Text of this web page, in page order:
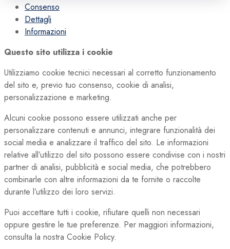
Consenso
Dettagli
Informazioni
Questo sito utilizza i cookie
Utilizziamo cookie tecnici necessari al corretto funzionamento
del sito e, previo tuo consenso, cookie di analisi,
personalizzazione e marketing.
Alcuni cookie possono essere utilizzati anche per
personalizzare contenuti e annunci, integrare funzionalità dei
social media e analizzare il traffico del sito. Le informazioni
relative all’utilizzo del sito possono essere condivise con i nostri
partner di analisi, pubblicità e social media, che potrebbero
combinarle con altre informazioni da te fornite o raccolte
durante l’utilizzo dei loro servizi.
Puoi accettare tutti i cookie, rifiutare quelli non necessari
oppure gestire le tue preferenze. Per maggiori informazioni,
consulta la nostra Cookie Policy.